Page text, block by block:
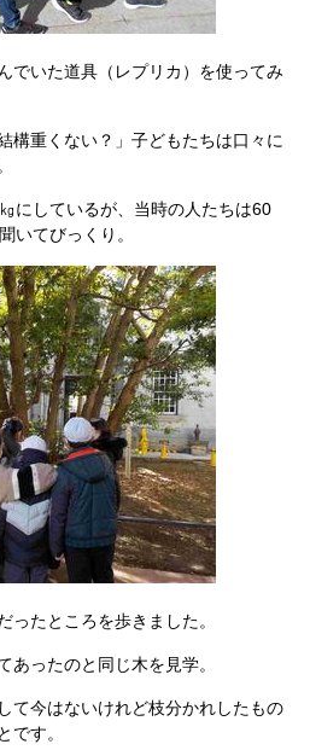
でいた道具（レプリカ）を使ってみ
構重くない？」子どもたちは口々に
にしているが、当時の人たちは60
いてびっくり。
ったところを歩きました。
あったのと同じ木を見学。
て今はないけれど枝分かれしたもの
です。